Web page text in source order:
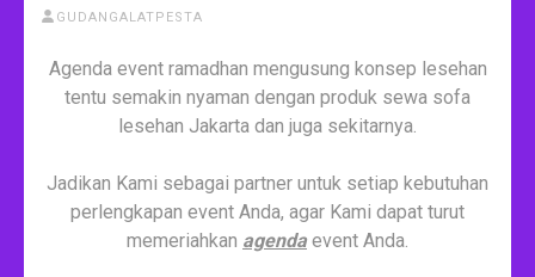
GUDANGALATPESTA
Agenda event ramadhan mengusung konsep lesehan
tentu semakin nyaman dengan produk sewa sofa
lesehan Jakarta dan juga sekitarnya.
Jadikan Kami sebagai partner untuk setiap kebutuhan
perlengkapan event Anda, agar Kami dapat turut
memeriahkan agenda event Anda.